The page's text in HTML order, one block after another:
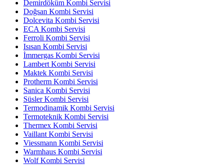
Demirdöküm Kombi Servisi
Doğsan Kombi Servisi
Dolcevita Kombi Servisi
ECA Kombi Servisi
Ferroli Kombi Servisi
Isısan Kombi Servisi
İmmergas Kombi Servisi
Lambert Kombi Servisi
Maktek Kombi Servisi
Protherm Kombi Servisi
Sanica Kombi Servisi
Süsler Kombi Servisi
Termodinamik Kombi Servisi
Termoteknik Kombi Servisi
Thermex Kombi Servisi
Vaillant Kombi Servisi
Viessmann Kombi Servisi
Warmhaus Kombi Servisi
Wolf Kombi Servisi